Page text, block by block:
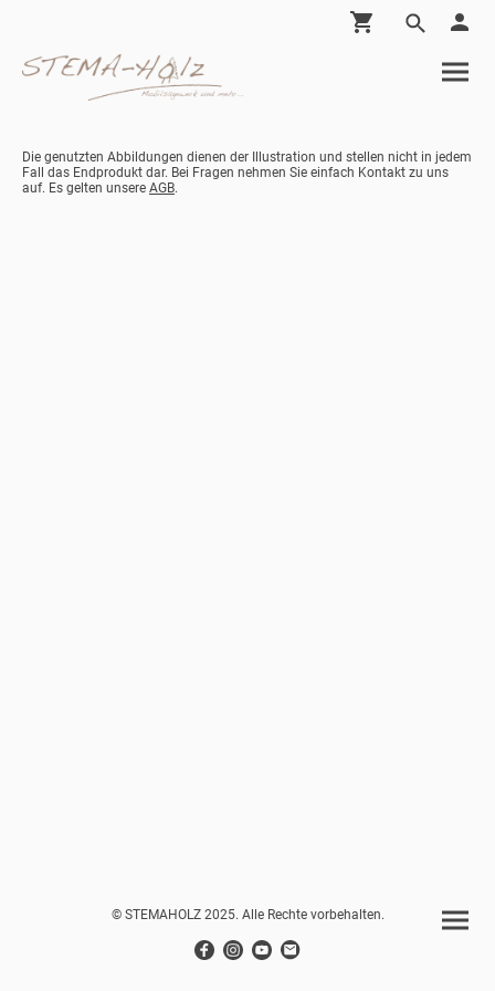
Die genutzten Abbildungen dienen der Illustration und stellen nicht in jedem
Fall das Endprodukt dar. Bei Fragen nehmen Sie einfach Kontakt zu uns
auf. Es gelten unsere AGB.
© STEMAHOLZ 2025. Alle Rechte vorbehalten.